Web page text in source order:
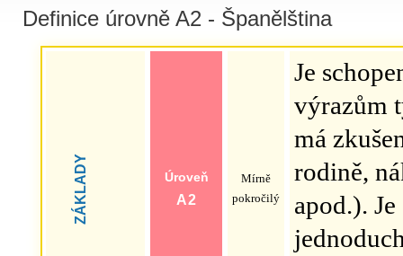
Definice úrovně A2 - Španělština
ZÁKLADY Úroveň
A2
Mírně
pokročilý
Je
výrazům
má
rodině,
apod.).